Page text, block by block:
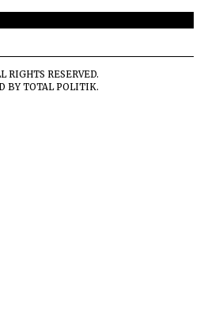
RIGHTS RESERVED.
BYTOTAL POLITIK.